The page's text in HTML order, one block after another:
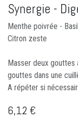
Synergie -
Menthe poivrée -
Citron zeste
Masser deux gouttes
gouttes dans une
A répéter si
6,12 €